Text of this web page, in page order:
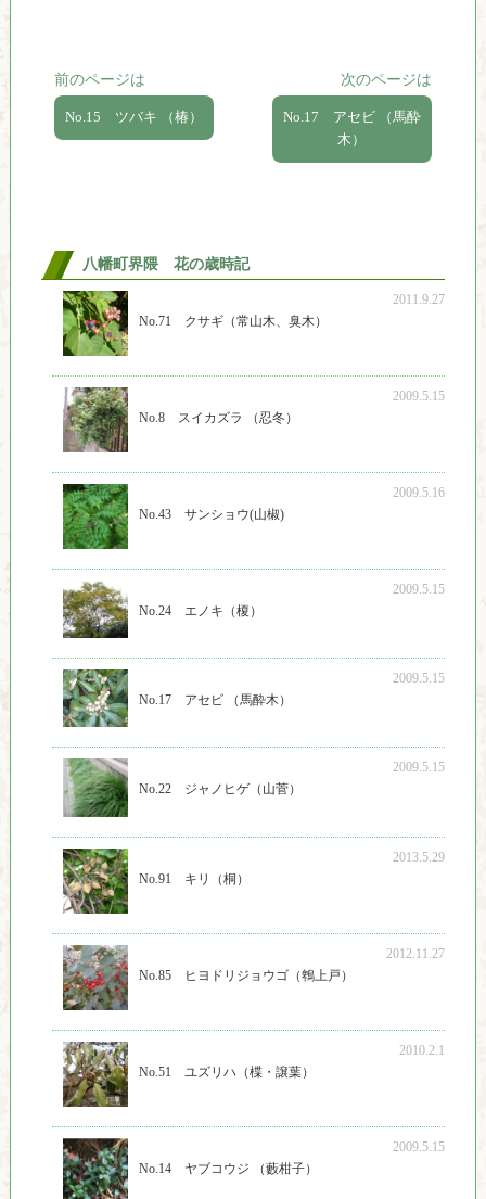
次のページは
No.17 アセビ （馬酔
木）
前のページは
No.15 ツバキ （椿）
八幡町界隈 花の歳時記
2011.9.27
No.71 クサギ（常山木、臭木）
2009.5.15
No.8 スイカズラ （忍冬）
2009.5.16
No.43 サンショウ(山椒)
2009.5.15
No.24 エノキ（榎）
2009.5.15
No.17 アセビ （馬酔木）
2009.5.15
No.22 ジャノヒゲ（山菅）
2013.5.29
No.91 キリ（桐）
2012.11.27
No.85 ヒヨドリジョウゴ（鵯上戸）
2010.2.1
No.51 ユズリハ（楪・譲葉）
2009.5.15
No.14 ヤブコウジ （藪柑子）